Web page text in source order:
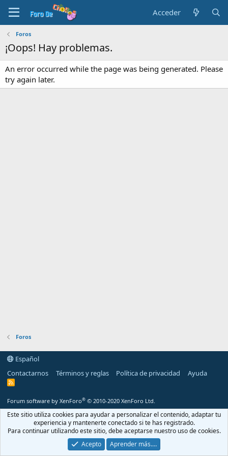
Acceder
Foros
¡Oops! Hay problemas.
An error occurred while the page was being generated. Please
try again later.
Foros
Español
Contactarnos
Términos y reglas Política de privacidad Ayuda
R
Forum software by XenForo® © 2010-2020 XenForo Ltd.
Este sitio utiliza cookies para ayudar a personalizar el contenido, adaptar tu
experiencia y mantenerte conectado si te has registrado.
Para continuar utilizando este sitio, debe aceptarse nuestro uso de cookies.
Acepto
Aprender más.…